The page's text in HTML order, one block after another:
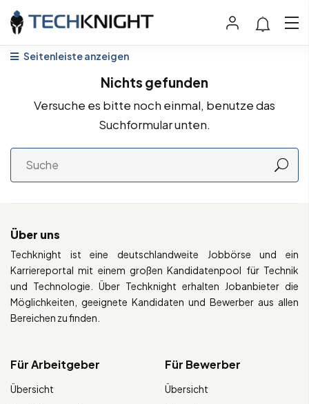
Seitenleiste anzeigen
Nichts gefunden
Versuche es bitte noch einmal, benutze das
Suchformular unten.
Über uns
Techknight ist eine deutschlandweite Jobbörse und ein
Karriereportal mit einem großen Kandidatenpool für Technik
und Technologie. Über Techknight erhalten Jobanbieter die
Möglichkeiten, geeignete Kandidaten und Bewerber aus allen
Bereichen zu finden.
Für Arbeitgeber
Übersicht
Für Bewerber
Übersicht